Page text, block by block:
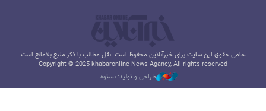
تمامی حقوق این سایت برای خبرآنلاین محفوظ است. نقل مطالب با ذکر منبع بلامانع است.
Copyright © 2025 khabaronline News Agancy, All rights reserved
طراحی و تولید: نستوه